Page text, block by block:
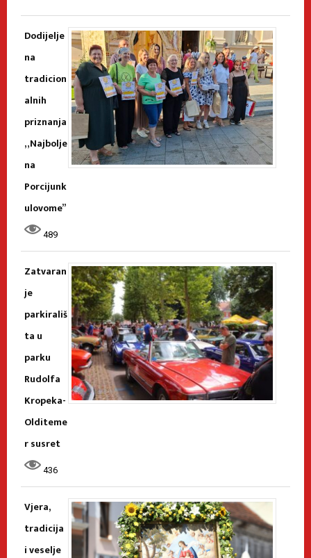
Dodijelje
na
tradicion
alnih
priznanja
„Najbolje
na
Porcijunk
ulovome”
489
Zatvaran
je
parkirališ
ta u
parku
Rudolfa
Kropeka-
Olditeme
r susret
436
Vjera,
tradicija
i veselje